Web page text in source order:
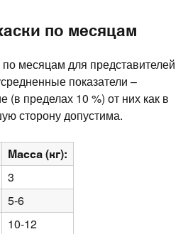
по месяцам
месяцам для представителей
показатели –
(в пределах 10 %) от них как в
сторону допустима.
Масса (кг):
3
5-6
10-12